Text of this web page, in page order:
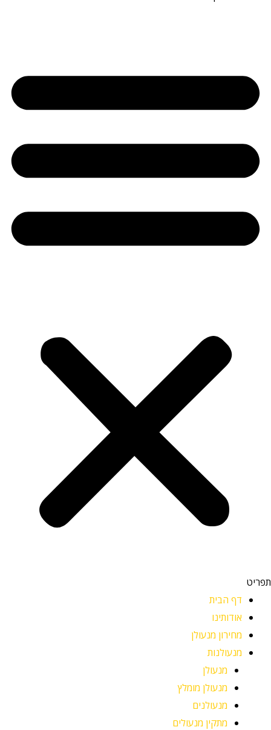
תפריט
דף הבית
אודותינו
מחירון מנעולן
מנעולנות
מנעולן
מנעולן מומלץ
מנעולנים
מתקין מנעולים